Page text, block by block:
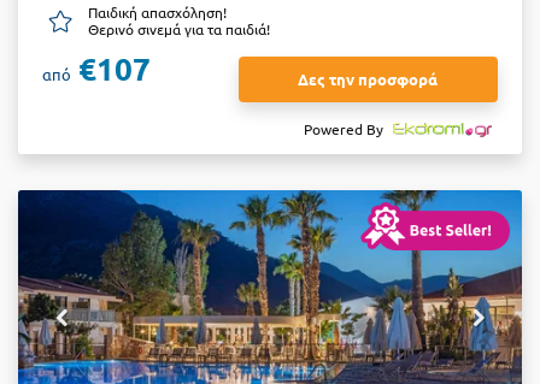
Παιδική απασχόληση!
Θερινό σινεμά για τα παιδιά!
από €107 Δες την προσφορά
Powered By